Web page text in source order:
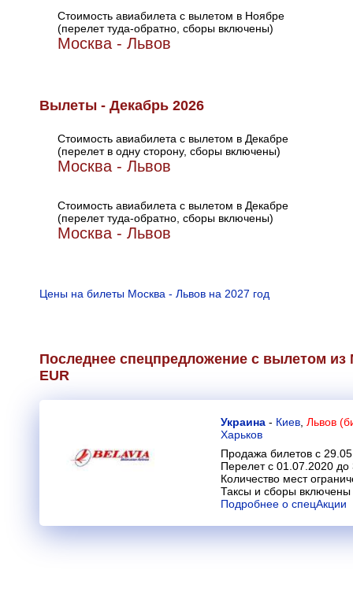
Стоимость авиабилета с вылетом в Ноябре
(перелет туда-обратно, сборы включены)
Москва - Львов
Вылеты - Декабрь 2026
Стоимость авиабилета с вылетом в Декабре
(перелет в одну сторону, сборы включены)
Москва - Львов
Стоимость авиабилета с вылетом в Декабре
(перелет туда-обратно, сборы включены)
Москва - Львов
Цены на билеты Москва - Львов на 2027 год
Последнее спецпредложение с вылетом
EUR
Украина - Киев Львов
Харьков
Продажа билетов с
Перелет с 01.07.2020 до
Количество мест
Таксы и сборы включены
Подробнее о спецАкции